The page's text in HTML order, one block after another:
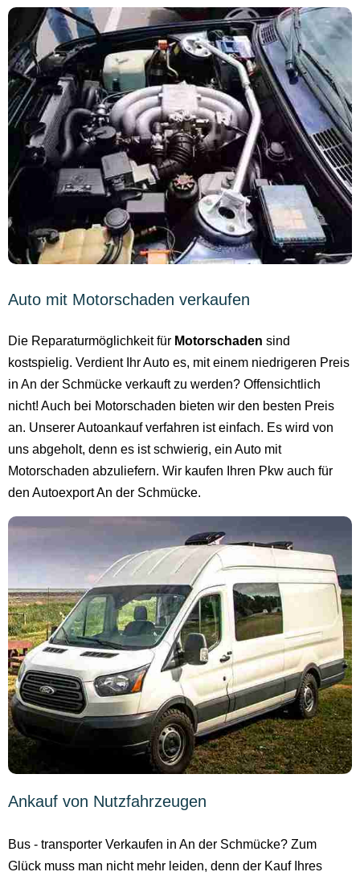
Auto mit Motorschaden verkaufen
Die Reparaturmöglichkeit für Motorschaden sind
kostspielig. Verdient Ihr Auto es, mit einem niedrigeren Preis
in An der Schmücke verkauft zu werden? Offensichtlich
nicht! Auch bei Motorschaden bieten wir den besten Preis
an. Unserer Autoankauf verfahren ist einfach. Es wird von
uns abgeholt, denn es ist schwierig, ein Auto mit
Motorschaden abzuliefern. Wir kaufen Ihren Pkw auch für
den Autoexport An der Schmücke.
Ankauf von Nutzfahrzeugen
Bus - transporter Verkaufen in An der Schmücke? Zum
Glück muss man nicht mehr leiden, denn der Kauf Ihres